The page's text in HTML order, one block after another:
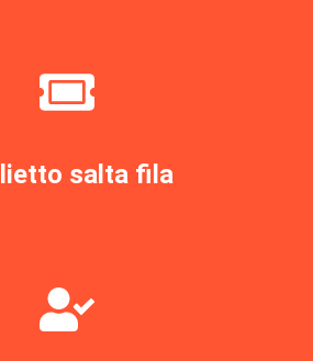
salta fila